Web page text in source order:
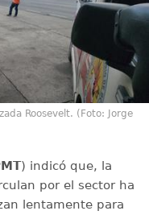
Roosevelt. (Foto: Jorge
) indicó que, la
por el sector ha
lentamente para